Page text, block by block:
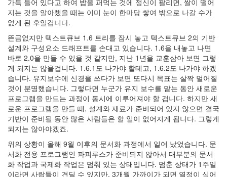
가득 들어 있다고 하여 밥을 퍼먹는 것에 정신이 팔리면, 쌀이 떨어
지는 것을 알아챘을 때는 이미 눈이 한마당 쌓여 밖으로 나갈 수가
없게 된 후일겁니다.
뜬금없지만 텍스트큐브 1.6 트리를 잠시 놓고 텍스트큐브 2의 기반
설계와 구성요소 드래프트를 손대고 있습니다. 1.6을 내놓고 나면
바로 2.0을 만들 수 있을 것 같지만, 지난 1년을 교훈삼아 보면 그렇
게 되지는 않을겁니다. 1.6.1도 나가야 할테고, 1.6.2도 나가야 하겠
습니다. 유지보수에 신경을 쓰다가 보면 또다시 목표는 살짝 멀어질
것이 분명했습니다. 그렇다면 누군가 유지 보수를 맡는 동안 새로운
프로그램을 만드는 과정이 동시에 이루어져야 할 겁니다. 하지만 새
로운 프로그램을 만들 때, 설계와 재료가 준비되어 있지 않으면 결국
기반이 준비될 동안 많은 사람들은 할 일이 없어지게 됩니다. 그렇게
되지는 않아야겠죠.
위의 상황이 올해 9월 이후의 문서화 과정에서 일어 났었습니다. 문
서화 전용 프로그램인 파피루스가 준비되지 않아서 대부분의 문서
화 작업과 국제화 작업은 멈춰 있는 상태입니다. 멈춘 상태가 1주일
이라면 사람들이 견딜 수 있지만, 3개월 가까이가 되면 열정이 식어
겨
울
사
실
행
인
터
넷
웹
버
Transformers
웅
웹
표